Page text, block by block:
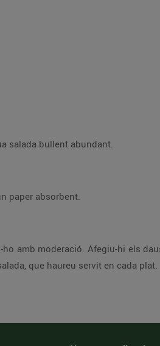
Escapceu i, si és el cas, retireu els fils de la mongeta tendra. Talleu la mongeta i aboqueu-la en una olla amb aigua salada bullent abundant.
Talleu la cansalada fumada a daus i daureu-los sense gens d’oli en una paella antiadherent. Escorreu-los sobre un paper absorbent.
tendra cuita, remeneu-ho per deixar-ho homogeni i poseu-hi al damunt les llenques de cansalada, que haureu servit en cada plat.